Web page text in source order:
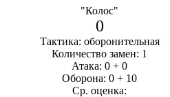
"Колос"
0
Тактика: оборонительная
Количество замен: 1
Атака: 0 + 0
Оборона: 0 + 10
Ср. оценка: